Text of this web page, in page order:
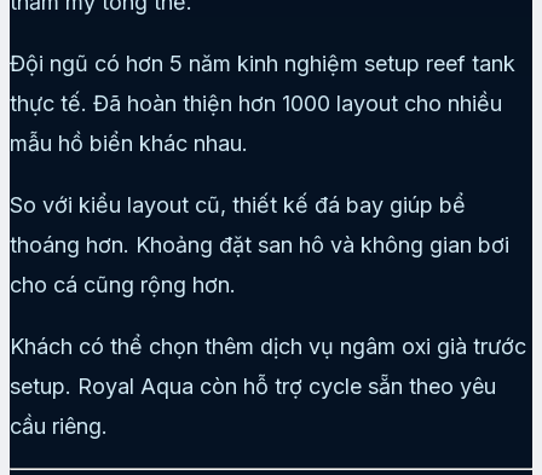
Đội ngũ có hơn 5 năm kinh nghiệm setup reef tank
thực tế. Đã hoàn thiện hơn 1000 layout cho nhiều
mẫu hồ biển khác nhau.
So với kiểu layout cũ, thiết kế đá bay giúp bể
thoáng hơn. Khoảng đặt san hô và không gian bơi
cho cá cũng rộng hơn.
Khách có thể chọn thêm dịch vụ ngâm oxi già trước
setup. Royal Aqua còn hỗ trợ cycle sẵn theo yêu
cầu riêng.